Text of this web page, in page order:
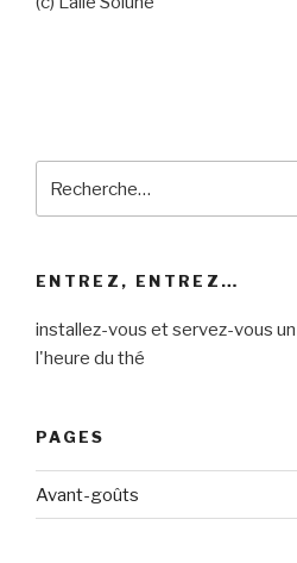
pour
ENTREZ, ENTREZ…
installez-vous et servez-vous
l'heure du thé
PAGES
Avant-goûts